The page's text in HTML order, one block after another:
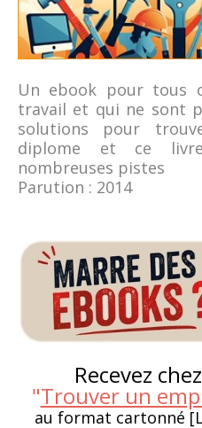
Un ebook pour tous
travail et qui ne sont
solutions pour
diplome et ce
nombreuses pistes
Parution : 2014
Recevez
"Trouver un
au format cartonné